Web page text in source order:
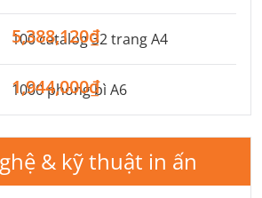
100 catalog 32 trang A4
5,388,120₫
1000 phong bì A6
1,944,000₫
& kỹ thuật in ấn